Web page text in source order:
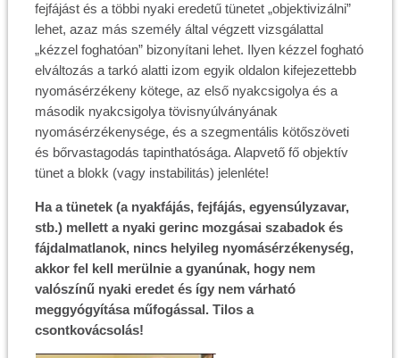
fejfájást és a többi nyaki eredetű tünetet „objektivizálni”
lehet, azaz más személy által végzett vizsgálattal
„kézzel foghatóan” bizonyítani lehet. Ilyen kézzel fogható
elváltozás a tarkó alatti izom egyik oldalon kifejezettebb
nyomásérzékeny kötege, az első nyakcsigolya és a
második nyakcsigolya tövisnyúlványának
nyomásérzékenysége, és a szegmentális kötőszöveti
és bőrvastagodás tapinthatósága. Alapvető fő objektív
tünet a blokk (vagy instabilitás) jelenléte!
Ha a tünetek (a nyakfájás, fejfájás, egyensúlyzavar,
stb.) mellett a nyaki gerinc mozgásai szabadok és
fájdalmatlanok, nincs helyileg nyomásérzékenység,
akkor fel kell merülnie a gyanúnak, hogy nem
valószínű nyaki eredet és így nem várható
meggyógyítása műfogással. Tilos a
csontkovácsolás!